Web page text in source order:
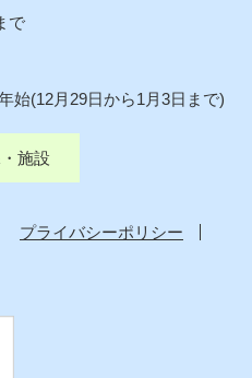
で
始(12月29日から1月3日まで)
施設
プライバシーポリシー